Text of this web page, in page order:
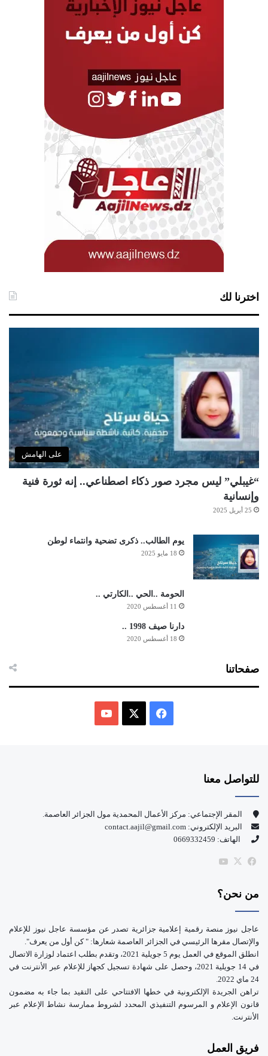
اخترنا لك
على الهامش
“غيبلي” ليس مجرد صور ذكاء اصطناعي.. إنه ثورة فنية
وإنسانية
25 أبريل 2025
يوم الطالب.. ذكرى تضحية وانتماء لوطن
18 مايو 2025
الحومة ..الحي ..الكارتي ..
11 أغسطس 2020
دارنا صيف 1998 ..
18 أغسطس 2020
صفحاتنا
و
ك
للتواصل معنا
المقر الإجتماعي: مركز الأعمال المحمدية مول الجزائر العاصمة.
البريد الإلكتروني: contact.aajil@gmail.com
الهاتف: 0669332459
فيسبوك
‫X
من نحن؟
عاجل نيوز منصة رقمية إعلامية جزائرية تصدر عن مؤسسة عاجل نيوز للإعلام
والإتصال مقرها الرئيسي في الجزائر العاصمة شعارها: " كن أول من يعرف".
انطلق الموقع في العمل يوم 5 جويلية 2021، وتقدم بطلب اعتماد لوزارة الاتصال
في 14 جويلية 2021، وحصل على شهادة تسجيل كجهاز للإعلام عبر الأنترنت في
24 ماي 2022.
تراهن الجريدة الإلكترونية في خطها الافتتاحي على التقيد بما جاء به مضمون
قانون الإعلام و المرسوم التنفيذي المحدد لشروط ممارسة نشاط الإعلام عبر
الأنترنت.
فريق العمل